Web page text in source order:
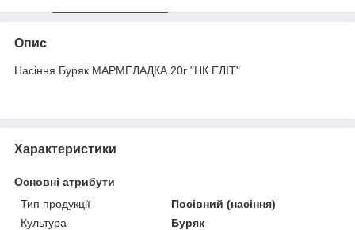
Опис
Насіння Буряк МАРМЕЛАДКА 20г "НК ЕЛІТ"
Характеристики
Основні атрибути
Тип продукції
Посівний (насіння)
Культура
Буряк